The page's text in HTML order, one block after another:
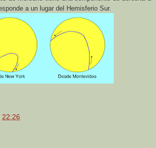
a un lugar del Hemisferio Sur.
22:26